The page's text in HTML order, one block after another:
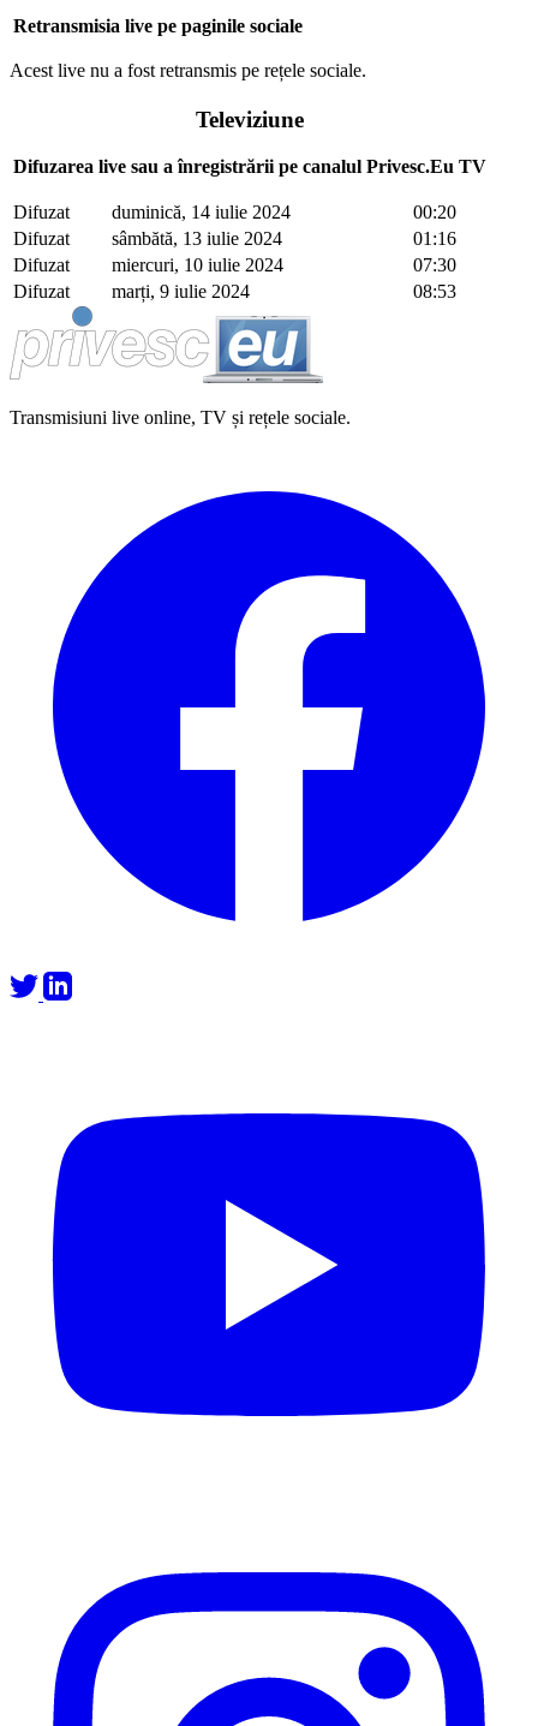
Retransmisia live pe paginile sociale
Acest live nu a fost retransmis pe rețele sociale.
Televiziune
Difuzarea live sau a înregistrării pe canalul Privesc.Eu TV
Difuzat duminică, 14 iulie 2024
00:20
Difuzat
sâmbătă, 13 iulie 2024
01:16
Difuzat
miercuri, 10 iulie 2024
07:30
Difuzat
marți, 9 iulie 2024 08:53
Transmisiuni live online, TV și rețele sociale.